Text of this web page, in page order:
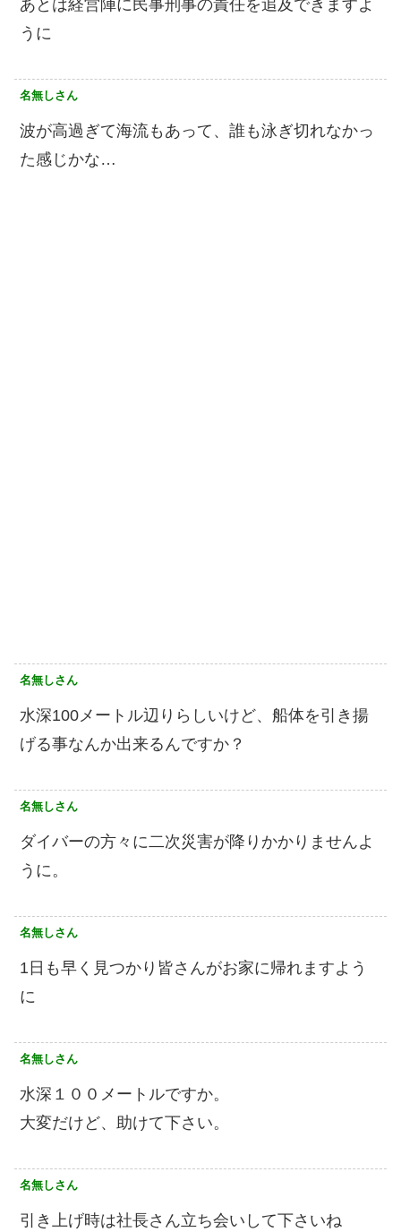
あとは経営陣に民事刑事の責任を追及できますよ
うに
名無しさん
波が高過ぎて海流もあって、誰も泳ぎ切れなかっ
た感じかな…
名無しさん
水深100メートル辺りらしいけど、船体を引き揚
げる事なんか出来るんですか？
名無しさん
ダイバーの方々に二次災害が降りかかりませんよ
うに。
名無しさん
1日も早く見つかり皆さんがお家に帰れますよう
に
名無しさん
水深１００メートルですか。
大変だけど、助けて下さい。
名無しさん
引き上げ時は社長さん立ち会いして下さいね